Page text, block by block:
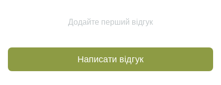
Додайте перший відгук
Написати відгук